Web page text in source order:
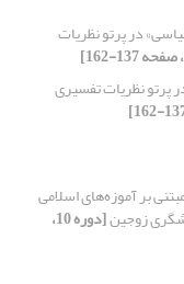
در پرتو نظریات
پرتو نظریات تفسیری
بر آموزه‌های اسلامی
زوجین [دوره 10،